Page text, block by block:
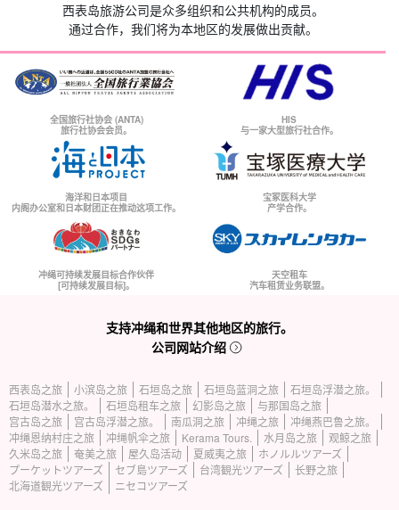
西表岛旅游公司是众多组织和公共机构的成员。
通过合作，我们将为本地区的发展做出贡献。
全国旅行社协会 (ANTA)
旅行社协会会员。
HIS
与一家大型旅行社合作。
海洋和日本项目
内阁办公室和日本财团正在推动这项工作。
宝冢医科大学
产学合作。
冲绳可持续发展目标合作伙伴
[可持续发展目标]。
天空租车
汽车租赁业务联盟。
支持冲绳和世界其他地区的旅行。
公司网站介绍
西表岛之旅 小滨岛之旅 石垣岛之旅 石垣岛蓝洞之旅
石垣岛浮潜之旅。
石垣岛潜水之旅。
石垣岛租车之旅 幻影岛之旅
与那国岛之旅
宫古岛之旅
宫古岛浮潜之旅。 南瓜洞之旅 冲绳之旅
冲绳燕巴鲁之旅。
冲绳恩纳村庄之旅
冲绳帆伞之旅 Kerama Tours. 水月岛之旅
观鲸之旅
久米岛之旅
奄美之旅 屋久岛活动 夏威夷之旅
ホノルルツアーズ
プーケットツアーズ
セブ島ツアーズ 台湾観光ツアーズ
长野之旅
北海道観光ツアーズ
ニセコツアーズ